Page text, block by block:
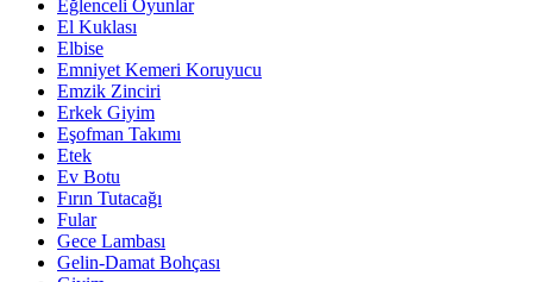
Eğlenceli Oyunlar
El Kuklası
Elbise
Emniyet Kemeri Koruyucu
Emzik Zinciri
Erkek Giyim
Eşofman Takımı
Etek
Ev Botu
Fırın Tutacağı
Fular
Gece Lambası
Gelin-Damat Bohçası